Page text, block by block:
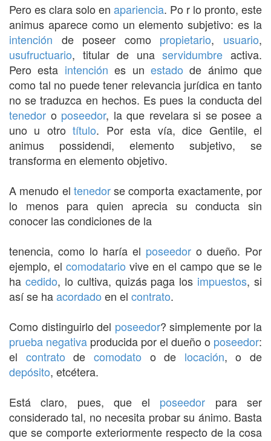
Pero es clara solo en apariencia. Po r lo pronto, este
animus aparece como un elemento subjetivo: es la
intención de poseer como propietario, usuario,
usufructuario, titular de unaservidumbre activa.
Pero esta intención es un estado de ánimo que
como tal no puede tener relevancia jurídica en tanto
no se traduzca en hechos. Es pues la conducta del
tenedor o poseedor, la que revelara si se posee a
uno u otrotítulo. Por esta vía, dice Gentile, el
animus possidendi, elemento subjetivo, se
transforma en elemento objetivo.
A menudo el tenedorse comporta exactamente, por
lo menos para quien aprecia su conducta sin
conocer las condiciones de la
tenencia, como lo haría el poseedor o dueño. Por
ejemplo, el comodatario vive en el campo que se le
ha cedido, lo cultiva, quizás paga los impuestos, si
así se haacordado en el contrato.
Como distinguirlo del poseedor? simplemente por la
prueba negativa producida por el dueño o poseedor:
el contrato de comodato o de locación, o de
depósito, etcétera.
Está claro, pues, que el poseedor para ser
considerado tal, no necesita probar su ánimo. Basta
que se comporte exteriormente respecto de la cosa